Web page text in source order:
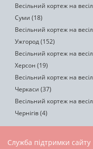
Весільний кортеж на
Суми (18)
Весільний кортеж на
Ужгород (152)
Весільний кортеж на
Херсон (19)
Весільний кортеж на
Черкаси (37)
Весільний кортеж на
Чернігів (4)
Служба підтримки сайту